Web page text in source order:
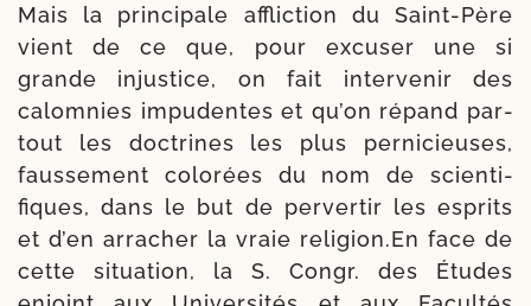
Mais la prin­ci­pale afflic­tion du Saint-​Père
vient de ce que, pour excu­ser une si
grande injus­tice, on fait inter­ve­nir des
calom­nies impu­dentes et qu’on répand par­
tout les doc­trines les plus per­ni­cieuses,
faus­se­ment colo­rées du nom de scien­ti­
fiques, dans le but de per­ver­tir les esprits
et d’en arra­cher la vraie religion.En face de
cette situa­tion, la S. Congr. des Études